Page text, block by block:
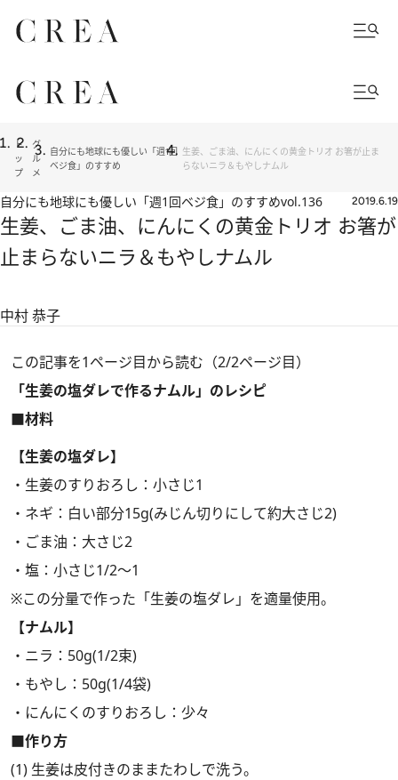
ト
ッ
プ
グ
ル
メ
自分にも地球にも優しい「週1回
ベジ食」のすすめ
生姜、ごま油、にんにくの黄金トリオ お箸が止ま
らないニラ＆もやしナムル
自分にも地球にも優しい「週1回ベジ食」のすすめvol.136 2019.6.19
生姜、ごま油、にんにくの黄金トリオ お箸が
止まらないニラ＆もやしナムル
中村 恭子
この記事を1ページ目から読む（2/2ページ目）
「生姜の塩ダレで作るナムル」のレシピ
■材料
【生姜の塩ダレ】
・生姜のすりおろし：小さじ1
・ネギ：白い部分15g(みじん切りにして約大さじ2)
・ごま油：大さじ2
・塩：小さじ1/2～1
※この分量で作った「生姜の塩ダレ」を適量使用。
【ナムル】
・ニラ：50g(1/2束)
・もやし：50g(1/4袋)
・にんにくのすりおろし：少々
■作り方
(1) 生姜は皮付きのままたわしで洗う。